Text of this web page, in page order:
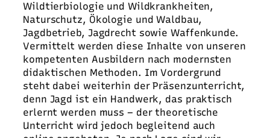
Wildtierbiologie und Wildkrankheiten,
Naturschutz, Ökologie und Waldbau,
Jagdbetrieb, Jagdrecht sowie Waffenkunde.
Vermittelt werden diese Inhalte von unseren
kompetenten Ausbildern nach modernsten
didaktischen Methoden. Im Vordergrund
steht dabei weiterhin der Präsenzunterricht,
denn Jagd ist ein Handwerk, das praktisch
erlernt werden muss – der theoretische
Unterricht wird jedoch begleitend auch